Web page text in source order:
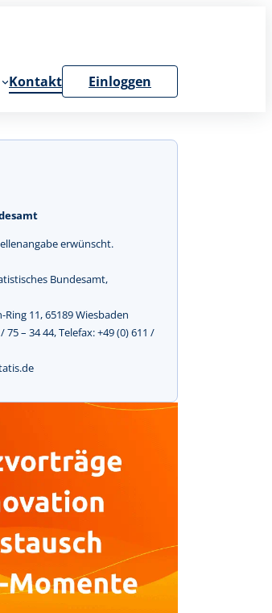
Kontakt Einloggen
erwünscht.
Bundesamt,
11, 65189 Wiesbaden
75 – 34 44, Telefax: +49 (0) 611 /